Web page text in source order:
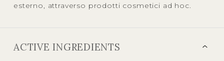
esterno, attraverso prodotti cosmetici ad hoc.
ACTIVE INGREDIENTS